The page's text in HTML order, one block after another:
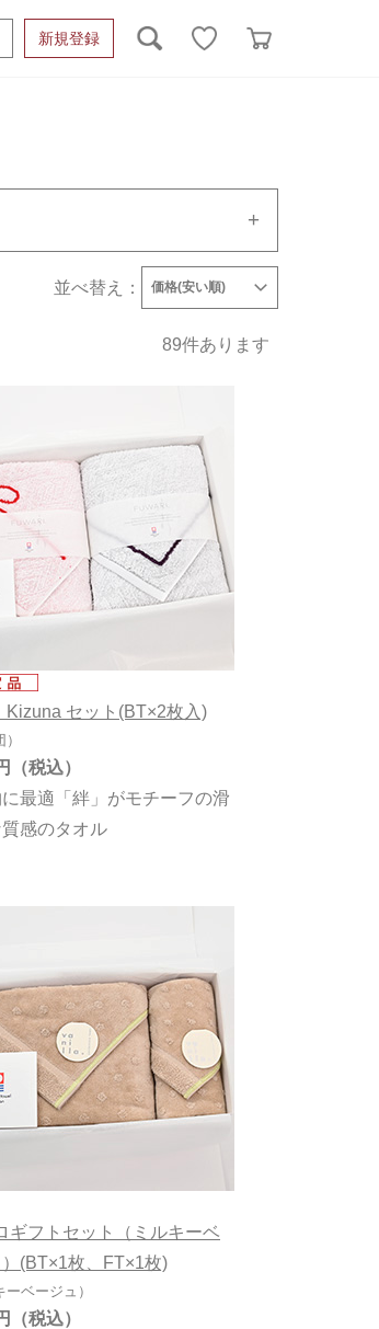
新規登録
タオルケット類
絞り込む並べ替え： 価格(安い順)
89件あります
Kizuna セット(BT×2枚入)
最適「絆」がモチーフの滑
感のタオル
ギフトセット（ミルキーベ
(BT×1枚、FT×1枚)
ーベージュ）